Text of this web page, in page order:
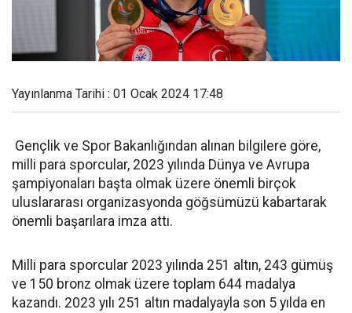
Yayınlanma Tarihi : 01 Ocak 2024 17:48
Gençlik ve Spor Bakanlığından alınan bilgilere göre,
milli para sporcular, 2023 yılında Dünya ve Avrupa
şampiyonaları başta olmak üzere önemli birçok
uluslararası organizasyonda göğsümüzü kabartarak
önemli başarılara imza attı.
Milli para sporcular 2023 yılında 251 altın, 243 gümüş
ve 150 bronz olmak üzere toplam 644 madalya
kazandı. 2023 yılı 251 altın madalyayla son 5 yılda en